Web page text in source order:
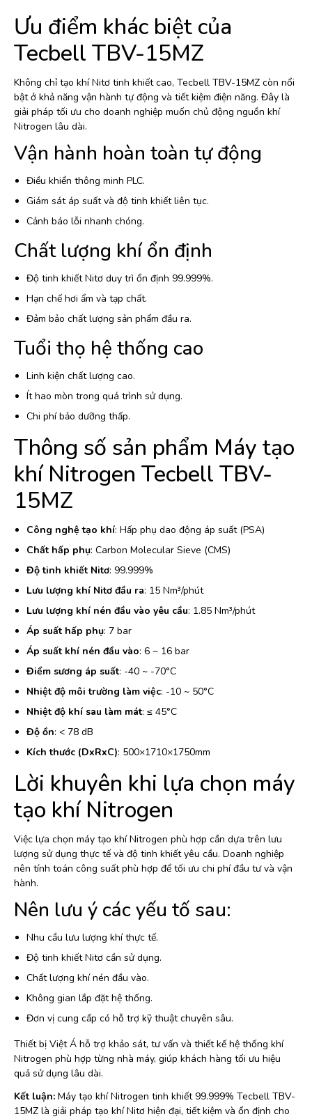
Ưu điểm khác biệt của
Tecbell TBV-15MZ
Không chỉ tạo khí Nitơ tinh khiết cao, Tecbell TBV-15MZ còn nổi
bật ở khả năng vận hành tự động và tiết kiệm điện năng. Đây là
giải pháp tối ưu cho doanh nghiệp muốn chủ động nguồn khí
Nitrogen lâu dài.
Vận hành hoàn toàn tự động
Điều khiển thông minh PLC.
Giám sát áp suất và độ tinh khiết liên tục.
Cảnh báo lỗi nhanh chóng.
Chất lượng khí ổn định
Độ tinh khiết Nitơ duy trì ổn định 99.999%.
Hạn chế hơi ẩm và tạp chất.
Đảm bảo chất lượng sản phẩm đầu ra.
Tuổi thọ hệ thống cao
Linh kiện chất lượng cao.
Ít hao mòn trong quá trình sử dụng.
Chi phí bảo dưỡng thấp.
Thông số sản phẩm Máy tạo
khí Nitrogen Tecbell TBV-
15MZ
Công nghệ tạo khí: Hấp phụ dao động áp suất (PSA)
Chất hấp phụ: Carbon Molecular Sieve (CMS)
Độ tinh khiết Nitơ: 99.999%
Lưu lượng khí Nitơ đầu ra: 15 Nm³/phút
Lưu lượng khí nén đầu vào yêu cầu: 1.85 Nm³/phút
Áp suất hấp phụ: 7 bar
Áp suất khí nén đầu vào: 6 ~ 16 bar
Điểm sương áp suất: -40 ~ -70°C
Nhiệt độ môi trường làm việc: -10 ~ 50°C
Nhiệt độ khí sau làm mát: ≤ 45°C
Độ ồn: < 78 dB
Kích thước (DxRxC): 500×1710×1750mm
Lời khuyên khi lựa chọn máy
tạo khí Nitrogen
Việc lựa chọn máy tạo khí Nitrogen phù hợp cần dựa trên lưu
lượng sử dụng thực tế và độ tinh khiết yêu cầu. Doanh nghiệp
nên tính toán công suất phù hợp để tối ưu chi phí đầu tư và vận
hành.
Nên lưu ý các yếu tố sau:
Nhu cầu lưu lượng khí thực tế.
Độ tinh khiết Nitơ cần sử dụng.
Chất lượng khí nén đầu vào.
Không gian lắp đặt hệ thống.
Đơn vị cung cấp có hỗ trợ kỹ thuật chuyên sâu.
Thiết bị Việt Á hỗ trợ khảo sát, tư vấn và thiết kế hệ thống khí
Nitrogen phù hợp từng nhà máy, giúp khách hàng tối ưu hiệu
quả sử dụng lâu dài.
Kết luận: Máy tạo khí Nitrogen tinh khiết 99.999% Tecbell TBV-
15MZ là giải pháp tạo khí Nitơ hiện đại, tiết kiệm và ổn định cho